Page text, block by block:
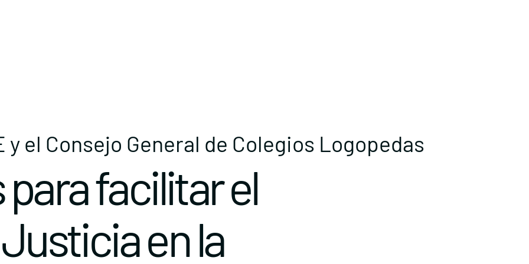
y el Consejo General de Colegios Logopedas
facilitar el
en la